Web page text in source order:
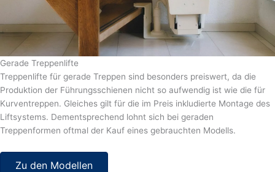
Gerade Treppenlifte
Treppenlifte für gerade Treppen sind besonders preiswert, da die
Produktion der Führungsschienen nicht so aufwendig ist wie die für
Kurventreppen. Gleiches gilt für die im Preis inkludierte Montage des
Liftsystems. Dementsprechend lohnt sich bei geraden
Treppenformen oftmal der Kauf eines gebrauchten Modells.
Zu den Modellen